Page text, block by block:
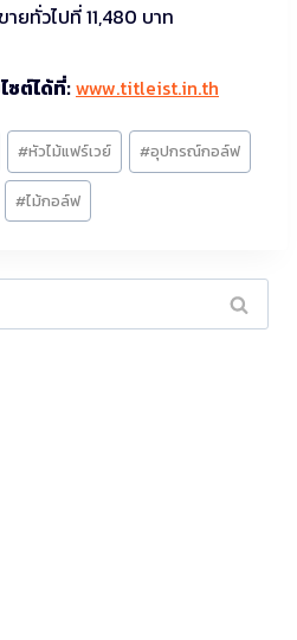
ยทั่วไปที่ 11,480 บาท
ซต์ได้ที่:www.titleist.in.th
#หัวไม้แฟร์เวย์ #อุปกรณ์กอล์ฟ
#ไม้กอล์ฟ